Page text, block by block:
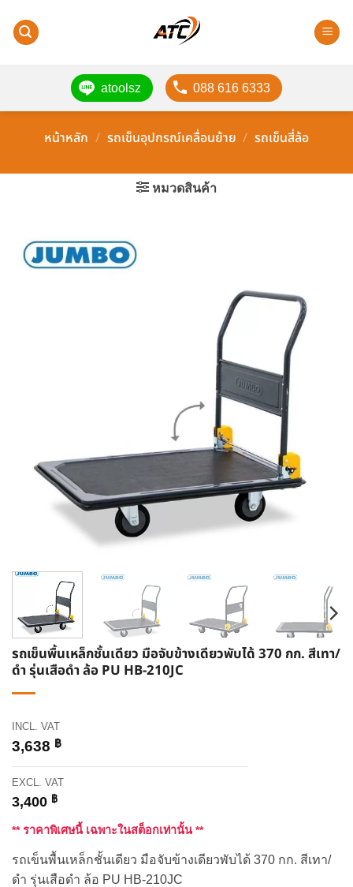
atoolsz
088 616 6333
หน้าหลัก / รถเข็นอุปกรณ์เคลื่อนย้าย / รถเข็นสี่ล้อ
หมวดสินค้า
รถเข็นพื้นเหล็กชั้นเดียว มือจับข้างเดียวพับได้ 370 กก. สีเทา/
ดำ รุ่นเสือดำ ล้อ PU HB-210JC
INCL. VAT
3,638 ฿
EXCL. VAT
3,400 ฿
** ราคาพิเศษนี้ เฉพาะในสต็อกเท่านั้น **
รถเข็นพื้นเหล็กชั้นเดียว มือจับข้างเดียวพับได้ 370 กก. สีเทา/
ดำ รุ่นเสือดำ ล้อ PU HB-210JC